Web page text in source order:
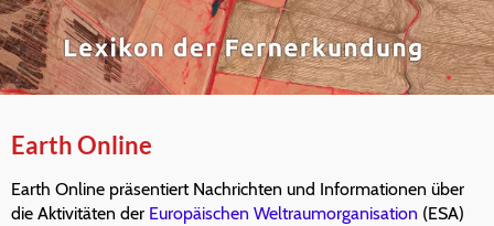
Earth Online
Earth Online präsentiert Nachrichten und Informationen über
die Aktivitäten der Europäischen Weltraumorganisation (ESA)